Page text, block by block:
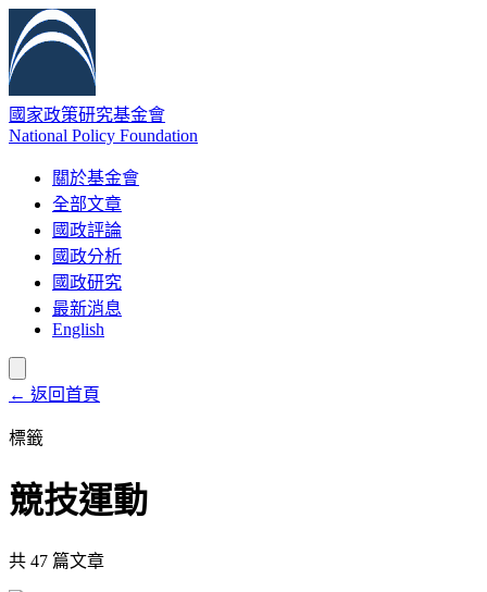
國家政策研究基金會
National Policy Foundation
關於基金會
全部文章
國政評論
國政分析
國政研究
最新消息
English
← 返回首頁
標籤
競技運動
共 47 篇文章